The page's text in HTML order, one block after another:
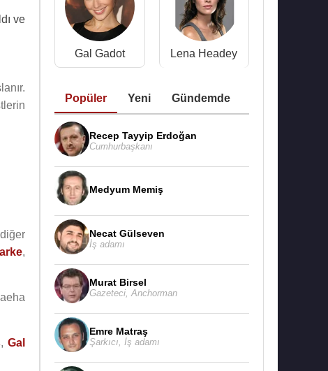
ve
,
,Gal
Gal Gadot Lena Headey
Popüler Yeni Gündemde
Recep Tayyip Erdoğan
Cumhurbaşkanı
Medyum Memiş
Necat Gülseven
İş adamı
Murat Birsel
Gazeteci Anchorman
Emre Matraş
Şarkıcı İş adamı